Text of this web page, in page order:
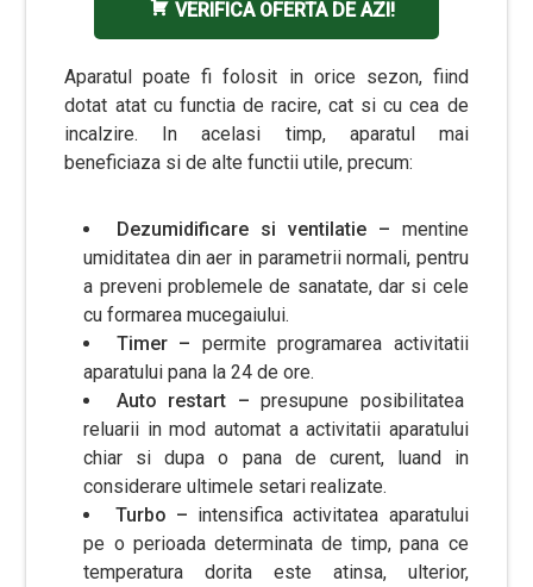
VERIFICA OFERTA DE AZI!
Aparatul poate fi folosit in orice sezon, fiind
dotat atat cu functia de racire, cat si cu cea de
incalzire. In acelasi timp, aparatul mai
beneficiaza si de alte functii utile, precum:
Dezumidificare si ventilatie – mentine
umiditatea din aer in parametrii normali, pentru
a preveni problemele de sanatate, dar si cele
cu formarea mucegaiului.
Timer – permite programarea activitatii
aparatului pana la 24 de ore.
Auto restart –presupune posibilitatea
reluarii in mod automat a activitatii aparatului
chiar si dupa o pana de curent, luand in
considerare ultimele setari realizate.
Turbo – intensifica activitatea aparatului
pe o perioada determinata de timp, pana ce
temperatura dorita este atinsa, ulterior,